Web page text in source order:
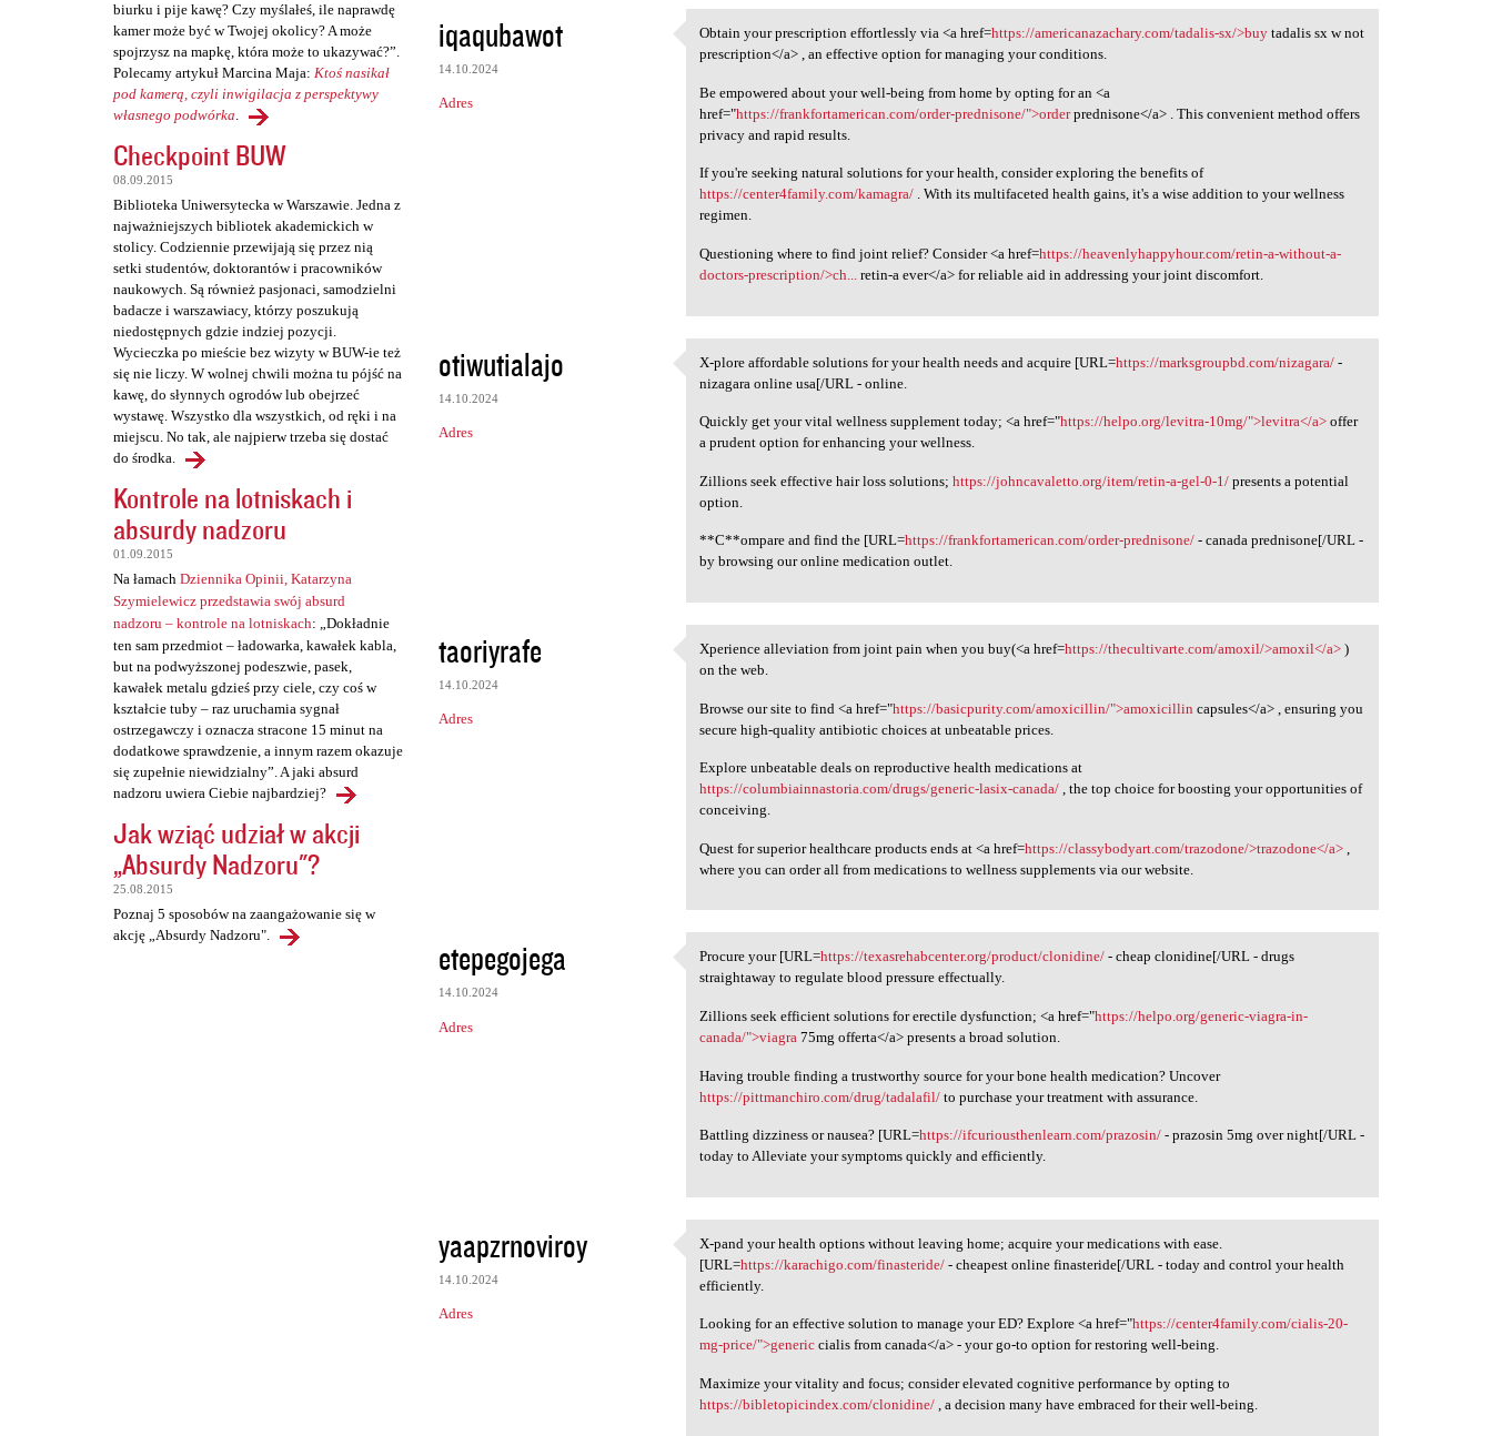
biurku i pije kawę? Czy myślałeś, ile naprawdę
kamer może być w Twojej okolicy? A może
spojrzysz na mapkę, która może to ukazywać?”.
Polecamy artykuł Marcina Maja: Ktoś nasikał
pod kamerą, czyli inwigilacja z perspektywy
własnego podwórka.
Checkpoint BUW
08.09.2015
Biblioteka Uniwersytecka w Warszawie. Jedna z
najważniejszych bibliotek akademickich w
stolicy. Codziennie przewijają się przez nią
setki studentów, doktorantów i pracowników
naukowych. Są również pasjonaci, samodzielni
badacze i warszawiacy, którzy poszukują
niedostępnych gdzie indziej pozycji.
Wycieczka po mieście bez wizyty w BUW-ie też
się nie liczy. W wolnej chwili można tu pójść na
kawę, do słynnych ogrodów lub obejrzeć
wystawę. Wszystko dla wszystkich, od ręki i na
miejscu. No tak, ale najpierw trzeba się dostać
do środka.
Kontrole na lotniskach i
absurdy nadzoru
01.09.2015
Na łamach Dziennika Opinii, Katarzyna
Szymielewicz przedstawia swój absurd
nadzoru – kontrole na lotniskach: „Dokładnie
ten sam przedmiot – ładowarka, kawałek kabla,
but na podwyższonej podeszwie, pasek,
kawałek metalu gdzieś przy ciele, czy coś w
kształcie tuby – raz uruchamia sygnał
ostrzegawczy i oznacza stracone 15 minut na
dodatkowe sprawdzenie, a innym razem okazuje
się zupełnie niewidzialny”. A jaki absurd
nadzoru uwiera Ciebie najbardziej?
Jak wziąć udział w akcji
„Absurdy Nadzoru"?
25.08.2015
Poznaj 5 sposobów na zaangażowanie się w
akcję „Absurdy Nadzoru".
K
o
m
e
iqaqubawot
14.10.2024
Adres
Obtain your prescription
Obtain your prescription effortlessly via <a href=https://americanazachary.com/tadalis-sx/>buy tadalis sx w not
prescription</a> , an effective option for managing your conditions.
Be empowered about your well-being from home by opting for an <a
href="https://frankfortamerican.com/order-prednisone/">orderprednisone</a> . This convenient method offers
privacy and rapid results.
If you're seeking natural solutions for your health, consider exploring the benefits of
https://center4family.com/kamagra/ . With its multifaceted health gains, it's a wise addition to your wellness
regimen.
Questioning where to find joint relief? Consider <a href=https://heavenlyhappyhour.com/retin-a-without-a-
doctors-prescription/>ch... retin-a ever</a> for reliable aid in addressing your joint discomfort.
otiwutialajo
14.10.2024
Adres
X-plore affordable solutions
X-plore affordable solutions for your health needs and acquire [URL=https://marksgroupbd.com/nizagara/ -
nizagara online usa[/URL - online.
Quickly get your vital wellness supplement today; <a href="https://helpo.org/levitra-10mg/">levitra</a> offer
a prudent option for enhancing your wellness.
Zillions seek effective hair loss solutions;https://johncavaletto.org/item/retin-a-gel-0-1/ presents a potential
option.
**C**ompare and find the [URL=https://frankfortamerican.com/order-prednisone/ - canada prednisone[/URL -
by browsing our online medication outlet.
taoriyrafe
14.10.2024
Adres
Xperience alleviation from
Xperience alleviation from joint pain when you buy(<a href=https://thecultivarte.com/amoxil/>amoxil</a> )
on the web.
Browse our site to find <a href="https://basicpurity.com/amoxicillin/">amoxicillin capsules</a> , ensuring you
secure high-quality antibiotic choices at unbeatable prices.
Explore unbeatable deals on reproductive health medications at
https://columbiainnastoria.com/drugs/generic-lasix-canada/ , the top choice for boosting your opportunities of
conceiving.
Quest for superior healthcare products ends at <a href=https://classybodyart.com/trazodone/>trazodone</a>
where you can order all from medications to wellness supplements via our website.
etepegojega
14.10.2024
Adres
Procure your [URL=https:/
Procure your [URL=https://texasrehabcenter.org/product/clonidine/ - cheap clonidine[/URL - drugs
straightaway to regulate blood pressure effectually.
Zillions seek efficient solutions for erectile dysfunction; <a href="https://helpo.org/generic-viagra-in-
canada/">viagra 75mg offerta</a> presents a broad solution.
Having trouble finding a trustworthy source for your bone health medication? Uncover
https://pittmanchiro.com/drug/tadalafil/ to purchase your treatment with assurance.
Battling dizziness or nausea? [URL=https://ifcuriousthenlearn.com/prazosin/ - prazosin 5mg over night[/URL -
today to Alleviate your symptoms quickly and efficiently.
yaapzrnoviroy
14.10.2024
Adres
X-pand your health options
X-pand your health options without leaving home; acquire your medications with ease.
[URL=https://karachigo.com/finasteride/ - cheapest online finasteride[/URL - today and control your health
efficiently.
Looking for an effective solution to manage your ED? Explore <a href="https://center4family.com/cialis-20-
mg-price/">generic cialis from canada</a> - your go-to option for restoring well-being.
Maximize your vitality and focus; consider elevated cognitive performance by opting to
https://bibletopicindex.com/clonidine/ , a decision many have embraced for their well-being.